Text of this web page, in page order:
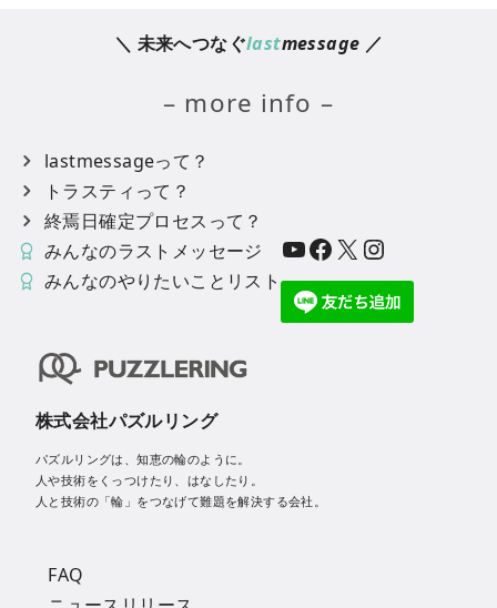
＼ 未来へつなぐlastmessage ／
– more info –
lastmessageって？
トラスティって？
終焉日確定プロセスって？
みんなのラストメッセージ
みんなのやりたいことリスト
YouTube Facebook X Instagram
株式会社パズルリング
パズルリングは、知恵の輪のように。
人や技術をくっつけたり、はなしたり。
人と技術の「輪」をつなげて難題を解決する会社。
FAQ